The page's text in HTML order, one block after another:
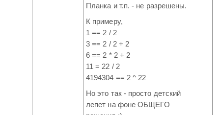
Планка и т.п. - не разрешены.
К примеру,
1 == 2 / 2
3 == 2 / 2 + 2
6 == 2 * 2 + 2
11 = 22 / 2
4194304 == 2 ^ 22
Но это так - просто детский
лепет на фоне ОБЩЕГО